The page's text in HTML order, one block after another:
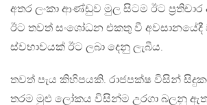
අතර ලංකා ආණ්ඩුව මුල සිටම ඊට
ඊට තවත් සංශෝධන එකතු වී අවසානයේදී
ස්වභාවයක් ඊට ලබා දෙනු ලැබීය.
තවත් පැය කිහිපයකි. රාජපක්ෂ විසින්
තරම මුළු ලෝකය විසින්ම උරගා බලනු ඇත.